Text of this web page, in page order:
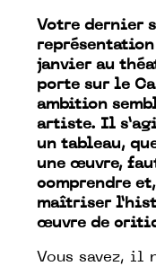
Votre dernier
janvier au
porte sur le
ambition
artiste. Il
un tableau,
une œuvre,
comprendre
maîtriser
œuvre de
Vous savez, il